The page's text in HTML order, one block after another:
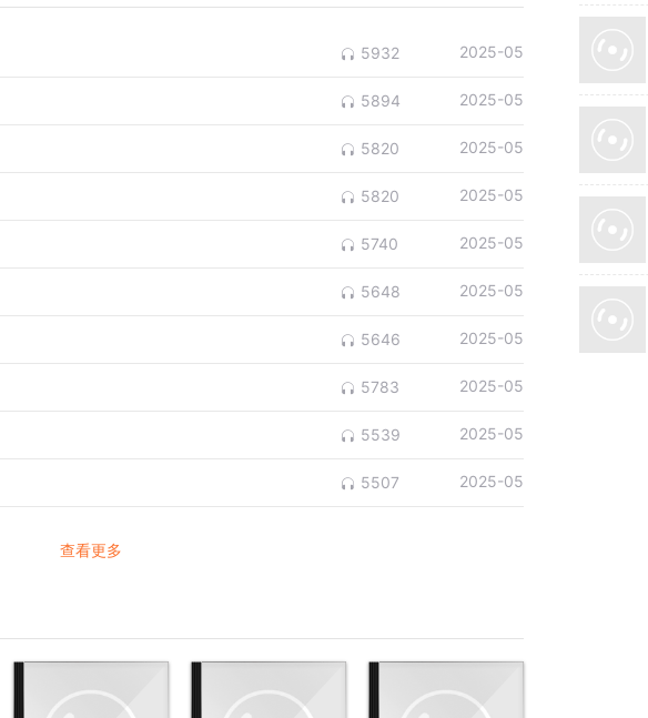
5932 2025-05
5894 2025-05
5820 2025-05
5820 2025-05
5740 2025-05
5648 2025-05
5646 2025-05
5783 2025-05
5539 2025-05
5507 2025-05
查看更多